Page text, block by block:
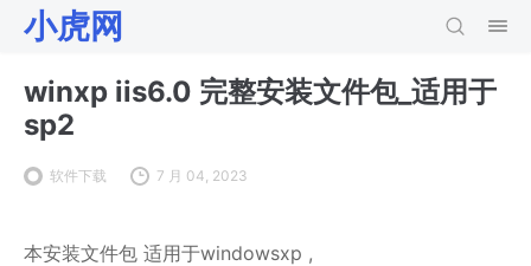
小虎网
winxp iis6.0 完整安装文件包_适用于
sp2
软件下载 7 月 04, 2023
本安装文件包 适用于windowsxp ,